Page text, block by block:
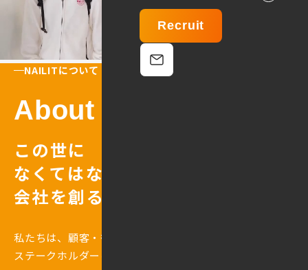
Recruit
NAILITについて
About Us
この世に
なくてはならない
会社を創る
私たちは、顧客・従業員・取引先・社会すべての
ステークホルダーに誠実に向き合い、